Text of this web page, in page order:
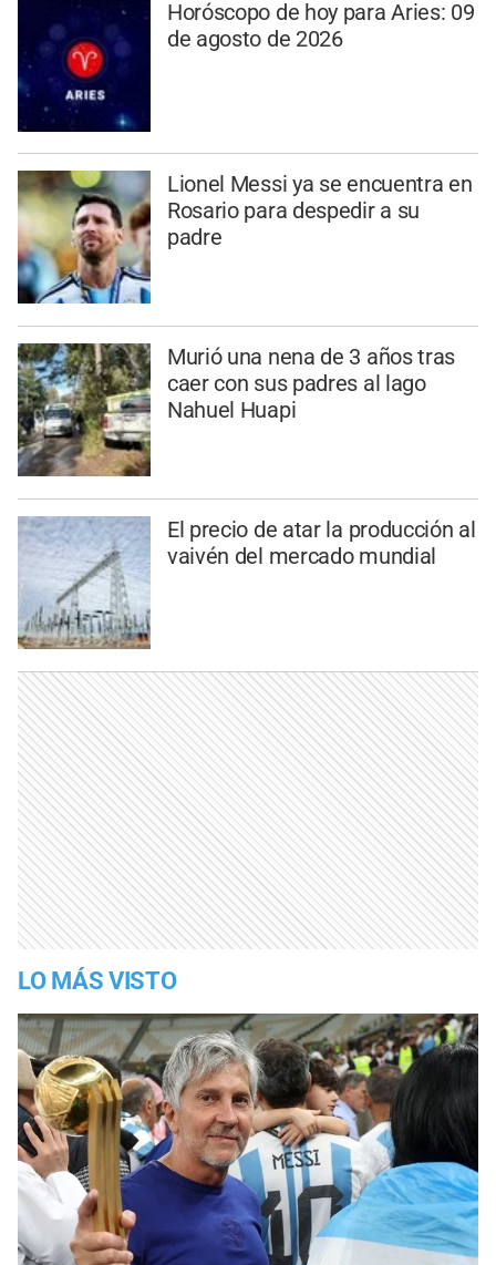
Horóscopo de hoy para Aries: 09
de agosto de 2026
Lionel Messi ya se encuentra en
Rosario para despedir a su
padre
Murió una nena de 3 años tras
caer con sus padres al lago
Nahuel Huapi
El precio de atar la producción al
vaivén del mercado mundial
LO MÁS VISTO